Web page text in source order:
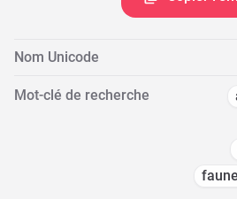
Nom Unicode
Mot-clé de recherche